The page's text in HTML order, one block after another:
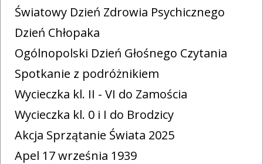
Światowy Dzień Zdrowia Psychicznego
Dzień Chłopaka
Ogólnopolski Dzień Głośnego Czytania
Spotkanie z podróżnikiem
Wycieczka kl. II - VI do Zamościa
Wycieczka kl. 0 i I do Brodzicy
Akcja Sprzątanie Świata 2025
Apel 17 września 1939